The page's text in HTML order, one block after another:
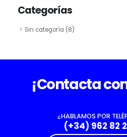
Categorías
Sin categoría (8)
¡Contacta
¿HABLAMOS POR
(+34) 962 82